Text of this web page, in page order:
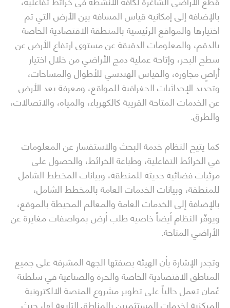
بالإضافة إلى إمكانية قياس المسافة بين الأرض التي تم
اختيارها والمواقع الرئيسية بالمنطقة الاقتصادية الخاصة
بالدقم، والمعلومات الدقيقة عن مستوى ارتفاع الأرض عن
سطح البحر، وإتاحة عملية دمج الأراضي من خلال اختيار
أراضٍ مجاورة، والقياس الهندسي للأطوال والمساحات،
وتحديد الإحداثيات الجغرافية للمواقع، ومعرفة بعد الأرض
عن الخدمات المتاحة القريبة كالكهرباء، والمياه، والاتصالات،
والطرق.
كما يتيح النظام خدمة البحث والاستفسار عن المعلومات
في الخرائط التفاعلية، وطباعة الخرائط، والحصول على
مرئيات فضائية حديثة للمنطقة، وبيانات المخطط الشامل
للمنطقة، وبيانات الخدمات العامة بالمخطط الشامل،
بالإضافة إلى الخدمات العامة والمعالم المحيطة بالموقع،
ويوفّر النظام أيضاً خاصية طلب أرض بمواصفات مغايرة عن
الأراضي المتاحة.
وتجدر الإشارة بأن الهيئة بصفتها الجهة المشرفة على جميع
المناطق الاقتصادية الخاصة والحرة والصناعية في سلطنة
عُمان تعمل حالياً على تطوير مشروع المنصة الالكترونية
المركزية لخدمات المستثمرين بالمناطق التابعة لها، حيث